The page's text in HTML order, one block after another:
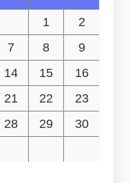
1
2
7 8
9
14 15
16
21 22
23
28 29
30